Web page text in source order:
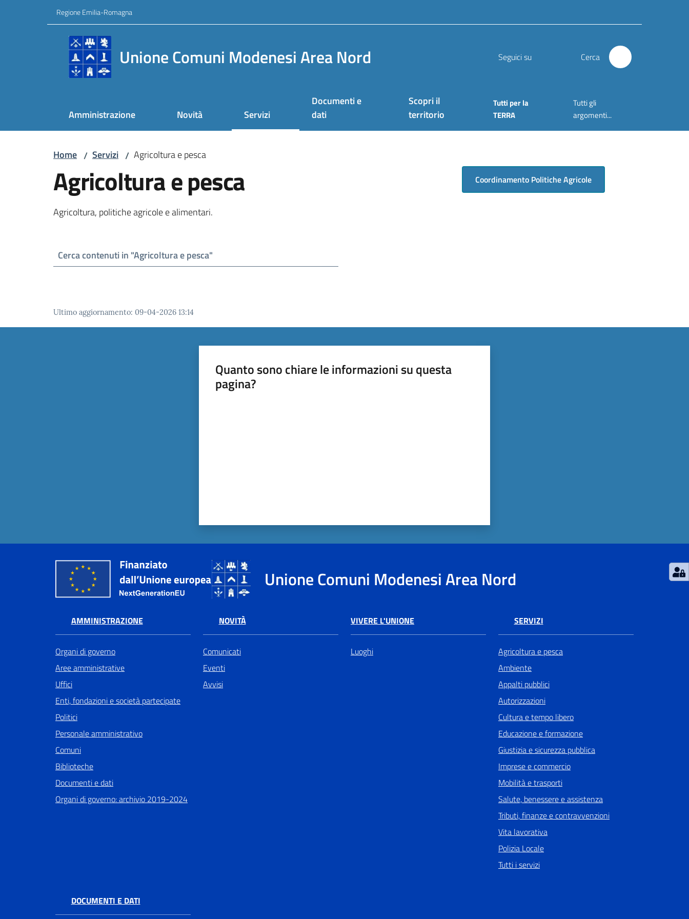
Vai al contenuto
Vai alla navigazioneRegione Emilia-Romagna
Unione Comuni Modenesi Area Nord Seguici su Cerca
Amministrazione Novità Servizi
Documenti e
dati
Scopri il
territorio
Tutti per la
TERRA
Tutti gli
argomenti...
Home / Servizi / Agricoltura e pesca
Agricoltura e pesca
Agricoltura, politiche agricole e alimentari.
Coordinamento Politiche Agricole
Ultimo aggiornamento: 09-04-2026 13:14
Quanto sono chiare le informazioni su questa
pagina?
Unione Comuni Modenesi Area Nord
AMMINISTRAZIONE
Organi di governo
Aree amministrative
Uffici
Enti, fondazioni e società partecipate
Politici
Personale amministrativo
Comuni
Biblioteche
Documenti e dati
Organi di governo: archivio 2019-2024
NOVITÀ
Comunicati
Eventi
Avvisi
VIVERE L'UNIONE
Luoghi
SERVIZI
Agricoltura e pesca
Ambiente
Appalti pubblici
Autorizzazioni
Cultura e tempo libero
Educazione e formazione
Giustizia e sicurezza pubblica
Imprese e commercio
Mobilità e trasporti
Salute, benessere e assistenza
Tributi, finanze e contravvenzioni
Vita lavorativa
Polizia Locale
Tutti i servizi
DOCUMENTI E DATI